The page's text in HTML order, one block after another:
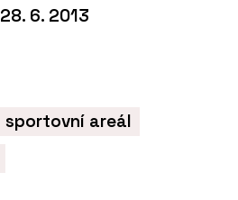
28. 6. 2013
sportovní areál